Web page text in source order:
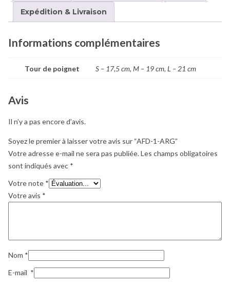
Expédition & Livraison
Informations complémentaires
Tour de poignet S – 17,5 cm, M – 19 cm, L – 21 cm
Avis
Il n’y a pas encore d’avis.
Soyez le premier à laisser votre avis sur “AFD-1-ARG”
Votre adresse e-mail ne sera pas publiée.Les champs obligatoires
sont indiqués avec *
Votre note *
Votre avis *
Nom *
E-mail *